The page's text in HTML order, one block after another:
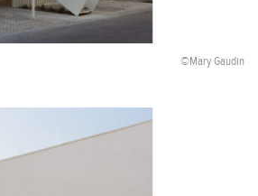
©Mary Gaudin